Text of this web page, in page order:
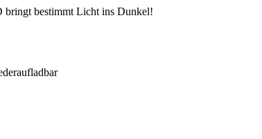
bringt bestimmt Licht ins Dunkel!